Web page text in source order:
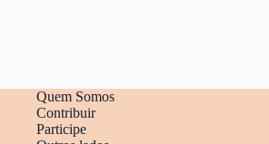
Quem Somos
Contribuir
Participe